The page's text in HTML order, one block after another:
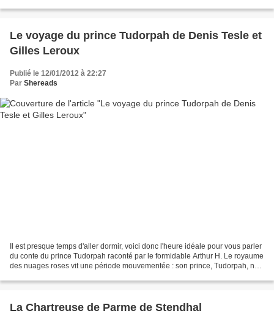
Le voyage du prince Tudorpah de Denis Tesle et
Gilles Leroux
Publié le 12/01/2012 à 22:27
Par Shereads
Il est presque temps d'aller dormir, voici donc l'heure idéale pour vous parler
du conte du prince Tudorpah raconté par le formidable Arthur H. Le royaume
des nuages roses vit une période mouvementée : son prince, Tudorpah, ne
La Chartreuse de Parme de Stendhal